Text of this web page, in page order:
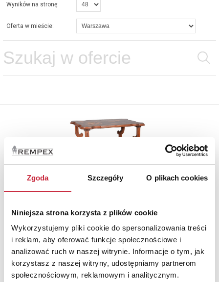
Zgoda Szczegóły O plikach cookies
Niniejsza strona korzysta z plików cookie
Wykorzystujemy pliki cookie do spersonalizowania treści
i reklam, aby oferować funkcje społecznościowe i
analizować ruch w naszej witrynie. Informacje o tym, jak
korzystasz z naszej witryny, udostępniamy partnerom
społecznościowym, reklamowym i analitycznym.
Wyników na stronę:
Oferta w mieście:
Nr katalogowy